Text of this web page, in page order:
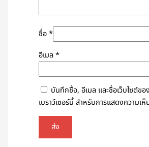
ชื่อ*
อีเมล*
บันทึกชื่อ, อีเมล และชื่อเว็บไซต์ข
เบราว์เซอร์นี้ สำหรับการแสดงความเ